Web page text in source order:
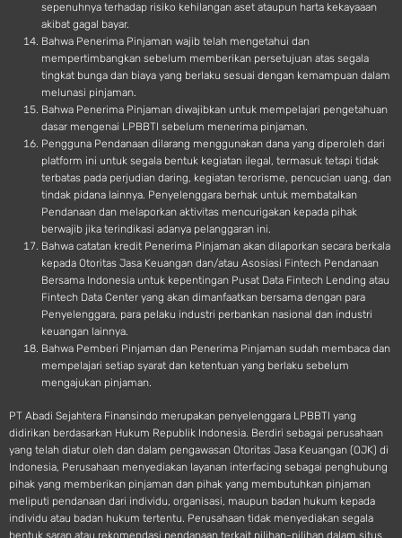
sepenuhnya terhadap risiko kehilangan aset ataupun harta kekayaaan
akibat gagal bayar.
Bahwa Penerima Pinjaman wajib telah mengetahui dan
mempertimbangkan sebelum memberikan persetujuan atas segala
tingkat bunga dan biaya yang berlaku sesuai dengan kemampuan dalam
melunasi pinjaman.
Bahwa Penerima Pinjaman diwajibkan untuk mempelajari pengetahuan
dasar mengenai LPBBTI sebelum menerima pinjaman.
Pengguna Pendanaan dilarang menggunakan dana yang diperoleh dari
platform ini untuk segala bentuk kegiatan ilegal, termasuk tetapi tidak
terbatas pada perjudian daring, kegiatan terorisme, pencucian uang, dan
tindak pidana lainnya. Penyelenggara berhak untuk membatalkan
Pendanaan dan melaporkan aktivitas mencurigakan kepada pihak
berwajib jika terindikasi adanya pelanggaran ini.
Bahwa catatan kredit Penerima Pinjaman akan dilaporkan secara berkala
kepada Otoritas Jasa Keuangan dan/atau Asosiasi Fintech Pendanaan
Bersama Indonesia untuk kepentingan Pusat Data Fintech Lending atau
Fintech Data Center yang akan dimanfaatkan bersama dengan para
Penyelenggara, para pelaku industri perbankan nasional dan industri
keuangan lainnya.
Bahwa Pemberi Pinjaman dan Penerima Pinjaman sudah membaca dan
mempelajari setiap syarat dan ketentuan yang berlaku sebelum
mengajukan pinjaman.
PT Abadi Sejahtera Finansindo merupakan penyelenggara LPBBTI yang
didirikan berdasarkan Hukum Republik Indonesia. Berdiri sebagai perusahaan
yang telah diatur oleh dan dalam pengawasan Otoritas Jasa Keuangan (OJK) di
Indonesia, Perusahaan menyediakan layanan interfacing sebagai penghubung
pihak yang memberikan pinjaman dan pihak yang membutuhkan pinjaman
meliputi pendanaan dari individu, organisasi, maupun badan hukum kepada
individu atau badan hukum tertentu. Perusahaan tidak menyediakan segala
bentuk saran atau rekomendasi pendanaan terkait pilihan-pilihan dalam situs